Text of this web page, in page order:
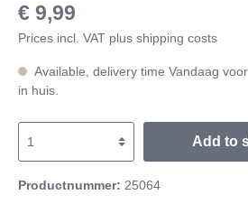
€ 9,99
Prices incl. VAT plus shipping costs
Available, delivery time Vandaag
in huis.
Add to
Productnummer: 25064